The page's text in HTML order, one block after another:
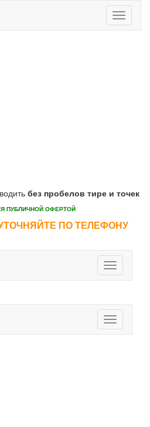
Toggle
без пробелов тире и точек
ПУБЛИЧНОЙ ОФЕРТОЙ
ПО ТЕЛЕФОНУ
Toggle
navigation
Toggle
navigation